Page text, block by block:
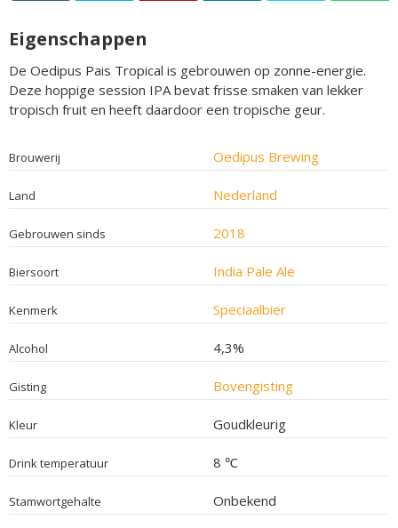
Eigenschappen
De Oedipus Pais Tropical is gebrouwen op zonne-energie.
Deze hoppige session IPA bevat frisse smaken van lekker
tropisch fruit en heeft daardoor een tropische geur.
Brouwerij Oedipus Brewing
Land Nederland
Gebrouwen sinds 2018
Biersoort India Pale Ale
Kenmerk Speciaalbier
Alcohol 4,3%
Gisting Bovengisting
Kleur Goudkleurig
Drink temperatuur 8 ℃
Stamwortgehalte Onbekend